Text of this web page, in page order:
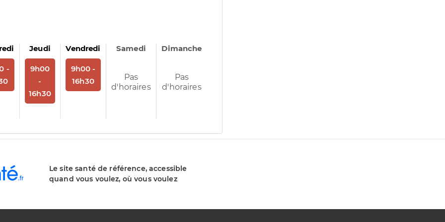
vous
-
Jeudi
Sur rendez-vous
9h00
-
16h30
Vendredi
Sur rendez-vous
9h00 -
16h30
Samedi
Pas
d'horaires
Dimanche
Pas
d'horaires
Le site santé de référence, accessible
quand vous voulez, où vous voulez